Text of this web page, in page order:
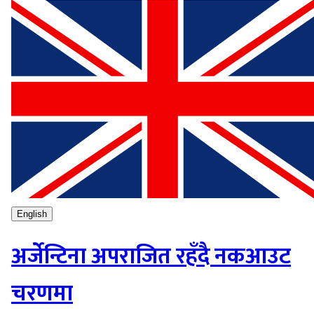
English
अर्जेन्टिना अपराजित रहँदै नकआउट
चरणमा